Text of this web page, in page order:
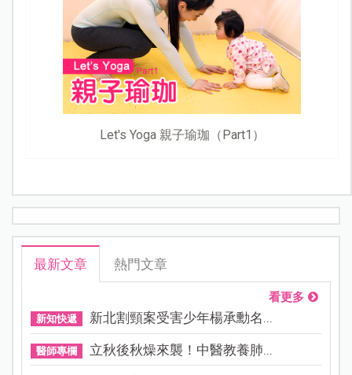
Let's Yoga 親子瑜珈（Part1）
最新文章 熱門文章
看更多
新知快遞 新北割頸案受害少年楊承勳名...
醫師專欄 立秋後秋燥來襲！中醫教養肺...